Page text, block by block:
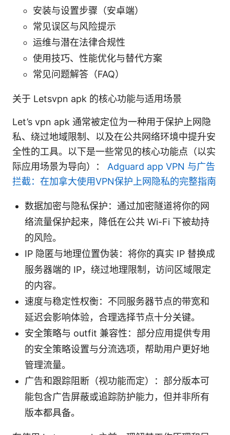
安装与设置步骤（安卓端）
常见误区与风险提示
运维与潜在法律合规性
使用技巧、性能优化与替代方案
常见问题解答（FAQ）
关于 Letsvpn apk 的核心功能与适用场景
Let’s vpn apk 通常被定位为一种用于保护上网隐
私、绕过地域限制、以及在公共网络环境中提升安
全性的工具。以下是一些常见的核心功能点（以实
际应用场景为导向）： Adguard app VPN 与广告
拦截：在加拿大使用VPN保护上网隐私的完整指南
数据加密与隐私保护：通过加密隧道将你的网
络流量保护起来，降低在公共 Wi-Fi 下被劫持
的风险。
IP 隐匿与地理位置伪装：将你的真实 IP 替换成
服务器端的 IP，绕过地理限制，访问区域限定
的内容。
速度与稳定性权衡：不同服务器节点的带宽和
延迟会影响体验，合理选择节点十分关键。
安全策略与 outfit 兼容性：部分应用提供专用
的安全策略设置与分流选项，帮助用户更好地
管理流量。
广告和跟踪阻断（视功能而定）：部分版本可
能包含广告屏蔽或追踪防护能力，但并非所有
版本都具备。